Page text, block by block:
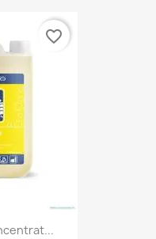
favorite_border